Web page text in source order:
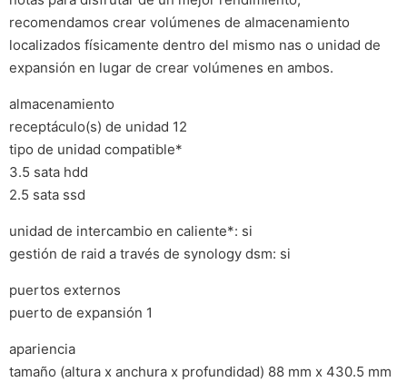
recomendamos crear volúmenes de almacenamiento
localizados físicamente dentro del mismo nas o unidad de
expansión en lugar de crear volúmenes en ambos.
almacenamiento
receptáculo(s) de unidad 12
tipo de unidad compatible*
3.5 sata hdd
2.5 sata ssd
unidad de intercambio en caliente*: si
gestión de raid a través de synology dsm: si
puertos externos
puerto de expansión 1
apariencia
tamaño (altura x anchura x profundidad) 88 mm x 430.5 mm